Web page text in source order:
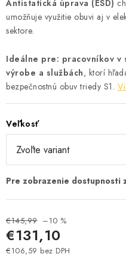
Antistatická úprava (ESD)
umožňuje využitie obuvi aj v
sektore.
Ideálne pre: pracovníkov
výrobe a službách, ktorí
bezpečnostnú obuv triedy S1.
Veľkosť
€145,99 –10 %
€131,10
€106,59 bez DPH